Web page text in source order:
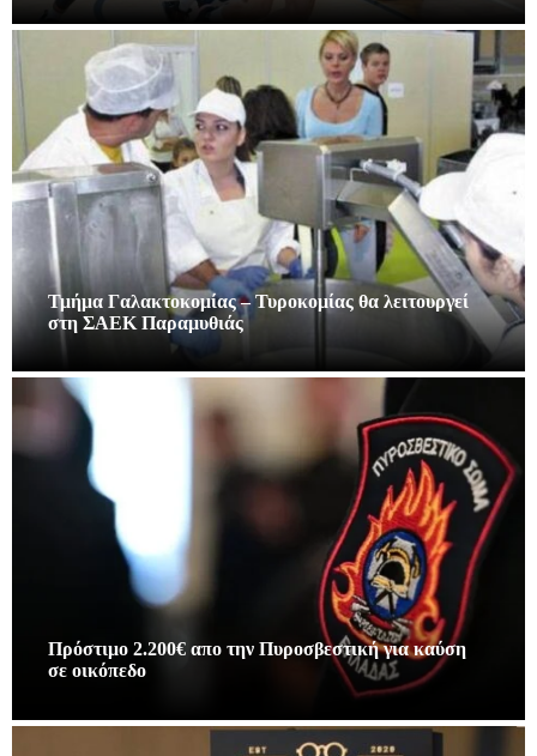
Τμήμα Γαλακτοκομίας – Τυροκομίας θα λειτουργεί
στη ΣΑΕΚ Παραμυθιάς
Πρόστιμο 2.200€ απο την Πυροσβεστική για καύση
σε οικόπεδο